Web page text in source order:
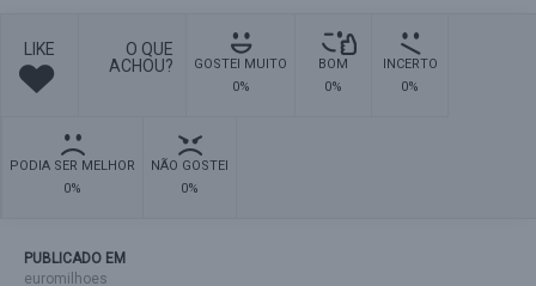
LIKE
O QUE
ACHOU?
GOSTEI MUITO
0%
BOM
0%
INCERTO
0%
PODIA SER MELHOR
0%
NÃO GOSTEI
0%
PUBLICADO EM
euromilhoes